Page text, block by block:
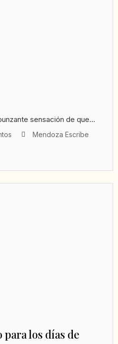
sensación de que...
Mendoza Escribe
los días de